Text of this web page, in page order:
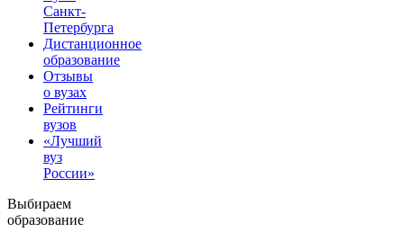
Санкт-
Петербурга
Дистанционное
образование
Отзывы
о вузах
Рейтинги
вузов
«Лучший
вуз
России»
Выбираем
образование